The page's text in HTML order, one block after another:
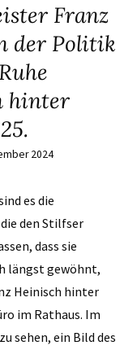
Franz
der Politik
hinter
2024
es die
den Stilfser
dass sie
längst gewöhnt,
Heinisch hinter
im Rathaus. Im
sehen, ein Bild des